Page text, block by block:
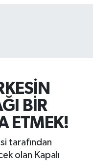
BİR
ETMEK!
tarafından
olan Kapalı